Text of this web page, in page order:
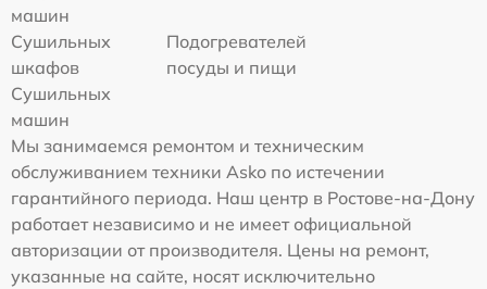
машин
Сушильных
шкафов
Подогревателей
посуды и пищи
Сушильных
машин
Мы занимаемся ремонтом и техническим
обслуживанием техники Asko по истечении
гарантийного периода. Наш центр в Ростове-на-Дону
работает независимо и не имеет официальной
авторизации от производителя. Цены на ремонт,
указанные на сайте, носят исключительно